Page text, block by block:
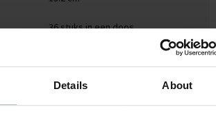
Details About
36 stuks in een doos
producten